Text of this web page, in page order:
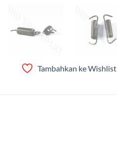
Tambahkan ke Wishlist